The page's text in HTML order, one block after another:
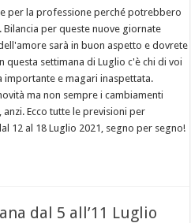
per la professione perché potrebbero
per queste nuove giornate
sarà in buon aspetto e dovrete
settimana di Luglio c'è chi di voi
e magari inaspettata.
ma non sempre i cambiamenti
Ecco tutte le previsioni per
12 al 18 Luglio 2021, segno per segno!
dal 5 all’11 Luglio